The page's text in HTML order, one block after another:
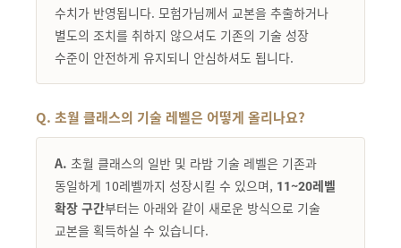
수치가 반영됩니다. 모험가님께서 교본을 추출하거나
별도의 조치를 취하지 않으셔도 기존의 기술 성장
수준이 안전하게 유지되니 안심하셔도 됩니다.
Q. 초월 클래스의 기술 레벨은 어떻게 올리나요?
A. 초월 클래스의 일반 및 라밤 기술 레벨은 기존과
동일하게 10레벨까지 성장시킬 수 있으며, 11~20레벨
확장 구간부터는 아래와 같이 새로운 방식으로 기술
교본을 획득하실 수 있습니다.